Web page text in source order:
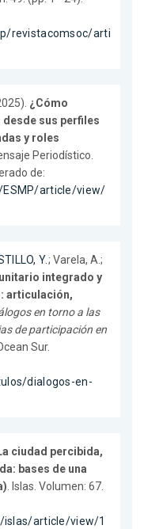
revistacomsoc/arti
¿Cómo
sus perfiles
y roles
Periodístico.
de:
article/view/
Y.; Varela, A.;
integrado y
articulación,
en torno a las
de participación en
Sur.
dialogos-en-
ciudad percibida,
bases de una
. Islas. Volumen: 67.
islas/article/view/1